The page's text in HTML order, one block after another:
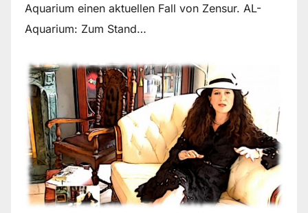
Aquarium einen aktuellen Fall von Zensur. AL-
Aquarium: Zum Stand…